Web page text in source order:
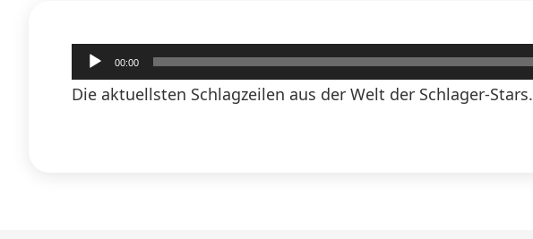
Audio-
Player
00:00
Die aktuellsten Schlagzeilen aus der Welt der Schlager-Stars.